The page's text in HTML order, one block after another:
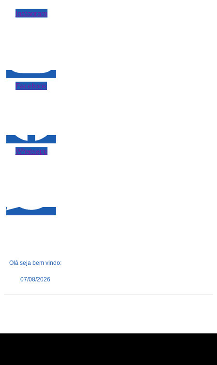
Instagram
Facebook
Whatsapp
Olá seja bem vindo:
07/08/2026